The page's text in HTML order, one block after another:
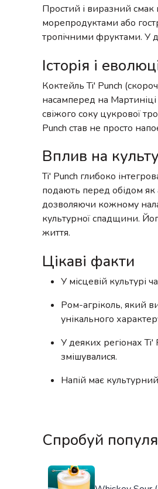
Простий і виразний смак
морепродуктами або
тропічними фруктами. У
Історія і
Коктейль Ti' Punch
насамперед на
свіжого соку цукрової
Punch став не просто
Вплив на
Ti' Punch глибоко
подають перед обідом як
дозволяючи кожному
культурної спадщини.
життя.
Цікаві факти
У місцевій культурі
Ром-агріколь, який
унікального
У деяких регіонах
змішувалися.
Напій має
Спробуй